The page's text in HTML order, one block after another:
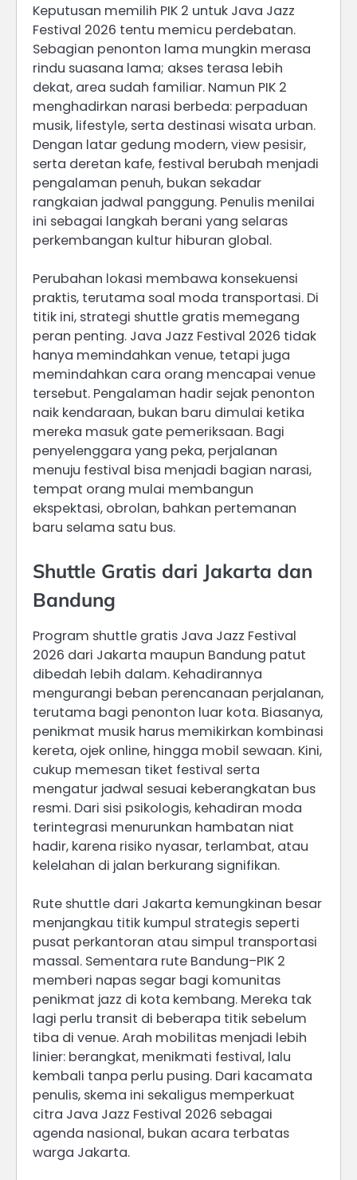
Keputusan memilih PIK 2 untuk Java Jazz
Festival 2026 tentu memicu perdebatan.
Sebagian penonton lama mungkin merasa
rindu suasana lama; akses terasa lebih
dekat, area sudah familiar. Namun PIK 2
menghadirkan narasi berbeda: perpaduan
musik, lifestyle, serta destinasi wisata urban.
Dengan latar gedung modern, view pesisir,
serta deretan kafe, festival berubah menjadi
pengalaman penuh, bukan sekadar
rangkaian jadwal panggung. Penulis menilai
ini sebagai langkah berani yang selaras
perkembangan kultur hiburan global.
Perubahan lokasi membawa konsekuensi
praktis, terutama soal moda transportasi. Di
titik ini, strategi shuttle gratis memegang
peran penting. Java Jazz Festival 2026 tidak
hanya memindahkan venue, tetapi juga
memindahkan cara orang mencapai venue
tersebut. Pengalaman hadir sejak penonton
naik kendaraan, bukan baru dimulai ketika
mereka masuk gate pemeriksaan. Bagi
penyelenggara yang peka, perjalanan
menuju festival bisa menjadi bagian narasi,
tempat orang mulai membangun
ekspektasi, obrolan, bahkan pertemanan
baru selama satu bus.
Shuttle Gratis dari Jakarta dan
Bandung
Program shuttle gratis Java Jazz Festival
2026 dari Jakarta maupun Bandung patut
dibedah lebih dalam. Kehadirannya
mengurangi beban perencanaan perjalanan,
terutama bagi penonton luar kota. Biasanya,
penikmat musik harus memikirkan kombinasi
kereta, ojek online, hingga mobil sewaan. Kini,
cukup memesan tiket festival serta
mengatur jadwal sesuai keberangkatan bus
resmi. Dari sisi psikologis, kehadiran moda
terintegrasi menurunkan hambatan niat
hadir, karena risiko nyasar, terlambat, atau
kelelahan di jalan berkurang signifikan.
Rute shuttle dari Jakarta kemungkinan besar
menjangkau titik kumpul strategis seperti
pusat perkantoran atau simpul transportasi
massal. Sementara rute Bandung–PIK 2
memberi napas segar bagi komunitas
penikmat jazz di kota kembang. Mereka tak
lagi perlu transit di beberapa titik sebelum
tiba di venue. Arah mobilitas menjadi lebih
linier: berangkat, menikmati festival, lalu
kembali tanpa perlu pusing. Dari kacamata
penulis, skema ini sekaligus memperkuat
citra Java Jazz Festival 2026 sebagai
agenda nasional, bukan acara terbatas
warga Jakarta.